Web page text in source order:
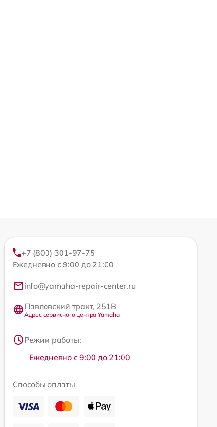
+7 (800) 301-97-75
Ежедневно с 9:00 до 21:00
info@yamaha-repair-center.ru
Павловский тракт, 251В
Адрес сервисного центра Yamaha
Режим работы:
Ежедневно с 9:00 до 21:00
Способы оплаты